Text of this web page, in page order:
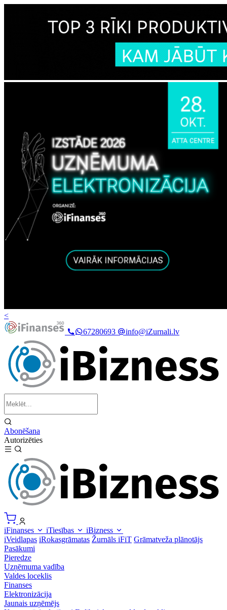
<
67280693
info@iZurnali.lv
Abonēšana
Autorizēties
iFinanses iTiesības
iBizness
iVeidlapas iRokasgrāmatas Žurnāls iFiT Grāmatveža plānotājs
Pasākumi
Pieredze
Uzņēmuma vadība
Valdes loceklis
Finanses
Elektronizācija
Jaunais uzņēmējs